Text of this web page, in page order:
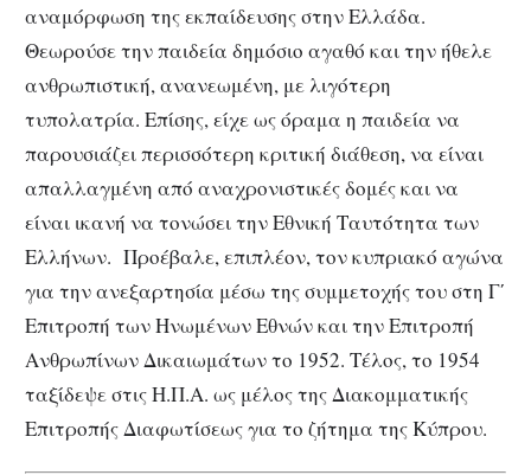
αναμόρφωση της εκπαίδευσης στην Ελλάδα.
Θεωρούσε την παιδεία δημόσιο αγαθό και την ήθελε
ανθρωπιστική, ανανεωμένη, με λιγότερη
τυπολατρία. Επίσης, είχε ως όραμα η παιδεία να
παρουσιάζει περισσότερη κριτική διάθεση, να είναι
απαλλαγμένη από αναχρονιστικές δομές και να
είναι ικανή να τονώσει την Εθνική Ταυτότητα των
Ελλήνων. Προέβαλε, επιπλέον, τον κυπριακό αγώνα
για την ανεξαρτησία μέσω της συμμετοχής του στη Γ΄
Επιτροπή των Ηνωμένων Εθνών και την Επιτροπή
Ανθρωπίνων Δικαιωμάτων το 1952. Τέλος, το 1954
ταξίδεψε στις Η.Π.Α. ως μέλος της Διακομματικής
Επιτροπής Διαφωτίσεως για το ζήτημα της Κύπρου.